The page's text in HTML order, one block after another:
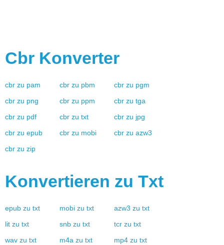
Cbr Konverter
cbr zu pam cbr zu pbm cbr zu pgm
cbr zu png cbr zu ppm cbr zu tga
cbr zu pdf cbr zu txt cbr zu jpg
cbr zu epub cbr zu mobi cbr zu azw3
cbr zu zip
Konvertieren zu Txt
epub zu txt mobi zu txt azw3 zu txt
lit zu txt snb zu txt tcr zu txt
wav zu txt m4a zu txt mp4 zu txt